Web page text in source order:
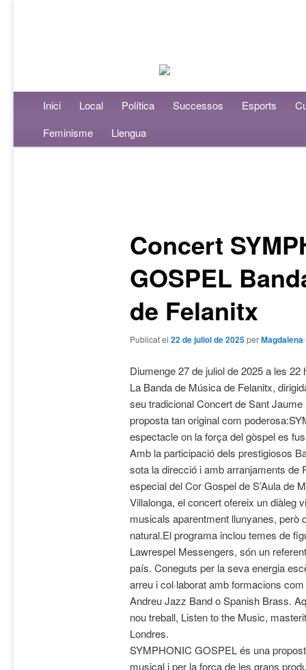
Menú principalAneu al contingut principal
Aneu al contingut secundari
Inici Local Política Successos Esports
Feminisme
Llengua
Concert
GOSPEL
de Felanitx
Publicat el 22 de juliol de 2025per
Diumenge 27 de juliol de 2025 a les
La Banda de Música de Felanitx,
seu tradicional Concert de Sant
proposta tan original com
espectacle on la força del gòspel es
Amb la participació dels prestigiosos
sota la direcció i amb arranjaments de
especial del Cor Gospel de S’Aula de
Villalonga, el concert ofereix un diàleg
musicals aparentment llunyanes, però
natural.El programa inclou temes de
Lawrespel Messengers, són un
país. Coneguts per la seva energia
arreu i col·laborat amb formacions
Andreu Jazz Band o Spanish Brass.
nou treball, Listen to the Music,
Londres.
SYMPHONIC GOSPEL és una
musical i per la força de les grans